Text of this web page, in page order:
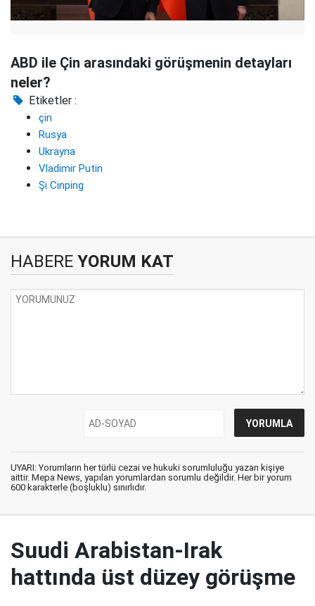
ABD ile Çin arasındaki görüşmenin detayları
neler?
Etiketler :
çin
Rusya
Ukrayna
Vladimir Putin
Şi Cinping
HABERE YORUM KAT
UYARI: Yorumların her türlü cezai ve hukuki sorumluluğu yazan kişiye
aittir. Mepa News, yapılan yorumlardan sorumlu değildir. Her bir yorum
600 karakterle (boşluklu) sınırlıdır.
Suudi Arabistan-Irak
hattında üst düzey görüşme